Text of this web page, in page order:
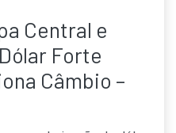
Central e
Forte
Câmbio –